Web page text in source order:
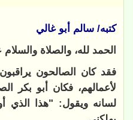
كتبه/ سالم أبو غالي
الحمد لله، والصلاة
فقد كان
الصالحون
لأعمالهم، فكان أبو بكر
لسانه ويقول: "هذا الذي